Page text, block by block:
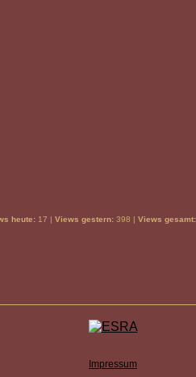
heute:17 | Views gestern:398 | Views gesamt:
Impressum